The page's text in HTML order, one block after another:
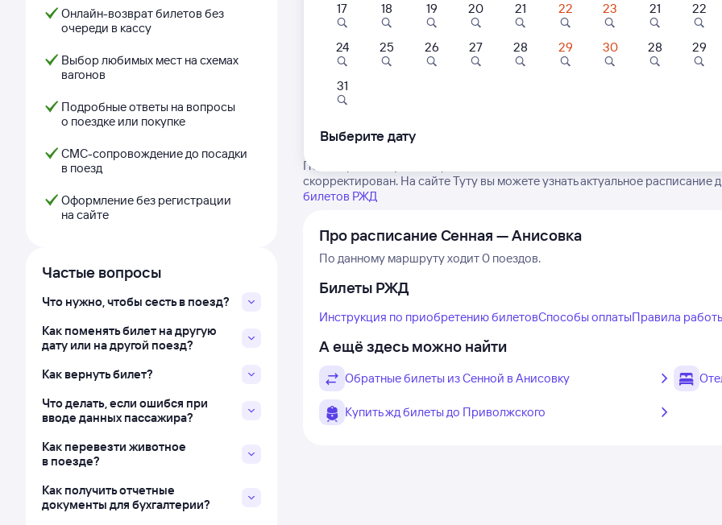
Онлайн-возврат билетов без
очереди в кассу
Выбор любимых мест на схемах
вагонов
Подробные ответы на вопросы
о поездке или покупке
СМС-сопровождение до посадки
в поезд
Оформление без регистрации
на сайте
Частые вопросы
Что нужно, чтобы сесть в поезд?
Как поменять билет на другую
дату или на другой поезд?
Как вернуть билет?
Что делать, если ошибся при
вводе данных пассажира?
Как перевезти животное
в поезде?
Как получить отчетные
документы для бухгалтерии?
Нет рейсов по
Посмотрите актуальное расписание поездов дальнего следования РЖД
скорректирован. На сайте Туту вы можете узнать актуальное расписание
билетов РЖД
Про расписание Сенная — Анисовка
По данному маршруту ходит 0 поездов.
Билеты РЖД
Инструкция по приобретению билетовСпособы оплатыПравила
А ещё здесь можно найти
Обратные билеты из Сенной в Анисовку
Купить жд билеты до Приволжского
17 18 19 20 21 22 23
24 25 26 27 28 29 30
31
21 22
28 29
Выберите дату